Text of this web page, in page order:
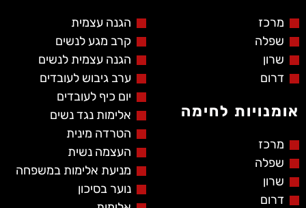
מרכז
שפלה
שרון
דרום
אומנויות לחימה
מרכז
שפלה
שרון
דרום
הגנה עצמית
קרב מגע לנשים
הגנה עצמית לנשים
ערב גיבוש לעובדים
יום כיף לעובדים
אלימות נגד נשים
הטרדה מינית
העצמה נשית
מניעת אלימות במשפחה
נוער בסיכון